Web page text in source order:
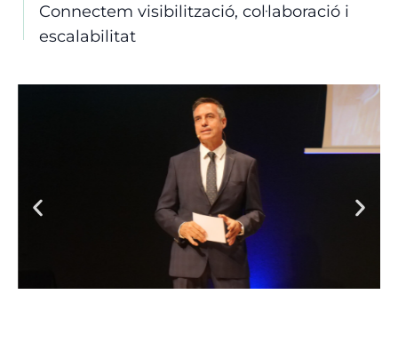
Connectem visibilització, col·laboració i
escalabilitat